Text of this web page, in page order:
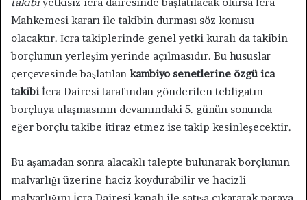
Mahkemesi kararı ile takibin durması söz konusu
olacaktır. İcra takiplerinde genel yetki kuralı da takibin
borçlunun yerleşim yerinde açılmasıdır. Bu hususlar
çerçevesinde başlatılan kambiyo senetlerine özgü ica
takibiİcra Dairesi tarafından gönderilen tebligatın
borçluya ulaşmasının devamındaki 5. günün sonunda
eğer borçlu takibe itiraz etmez ise takip kesinleşecektir.
Bu aşamadan sonra alacaklı talepte bulunarak borçlunun
malvarlığı üzerine haciz koydurabilir ve hacizli